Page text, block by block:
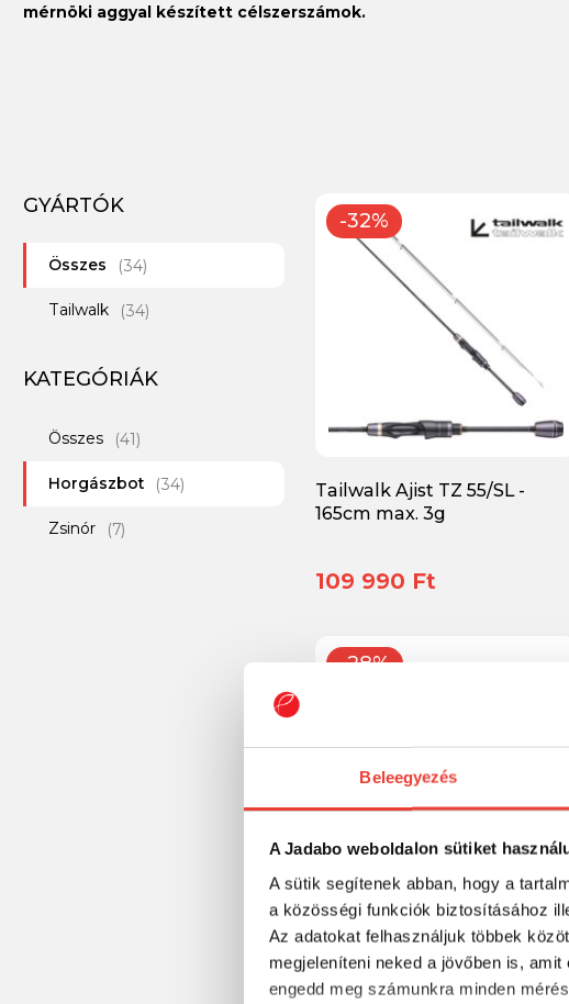
Beleegyezés
A Jadabo weboldalon sütiket
A sütik segítenek abban, hogy a
a közösségi funkciók biztosításához
Az adatokat felhasználjuk többek
megjeleníteni neked a jövőben is,
engedd meg számunkra minden
mérnöki aggyal készített célszerszámok.
GYÁRTÓK
Összes (34)
Tailwalk (34)
KATEGÓRIÁK
Összes (41)
Horgászbot (34)
Zsinór (7)
-32%
Tailwalk Ajist TZ 55/SL -
165cm max. 3g
109 990 Ft
-28%
Tailwalk Ajist SSD 63 SL -
190cm max. 5g